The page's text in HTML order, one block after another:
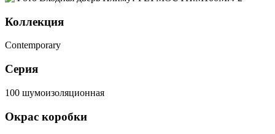
Коллекция
Contemporary
Серия
100 шумоизоляционная
Окрас коробки